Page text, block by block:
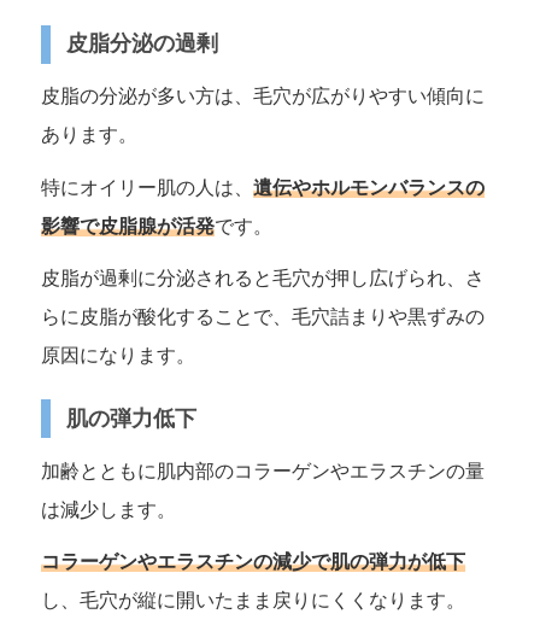
皮脂分泌の過剰
皮脂の分泌が多い方は、毛穴が広がりやすい傾向に
あります。
特にオイリー肌の人は、 遺伝やホルモンバランスの
影響で皮脂腺が活発です。
皮脂が過剰に分泌されると毛穴が押し広げられ、さ
らに皮脂が酸化することで、毛穴詰まりや黒ずみの
原因になります。
肌の弾力低下
加齢とともに肌内部のコラーゲンやエラスチンの量
は減少します。
コラーゲンやエラスチンの減少で肌の弾力が低下
し、毛穴が縦に開いたまま戻りにくくなります。